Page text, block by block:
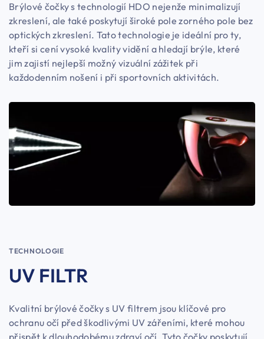
Brýlové čočky s technologií HDO nejenže minimalizují
zkreslení, ale také poskytují široké pole zorného pole bez
optických zkreslení. Tato technologie je ideální pro ty,
kteří si cení vysoké kvality vidění a hledají brýle, které
jim zajistí nejlepší možný vizuální zážitek při
každodenním nošení i při sportovních aktivitách.
TECHNOLOGIE
UV FILTR
Kvalitní brýlové čočky s UV filtrem jsou klíčové pro
ochranu očí před škodlivými UV zářeními, které mohou
přispět k dlouhodobému zdraví očí. Tyto čočky poskytují